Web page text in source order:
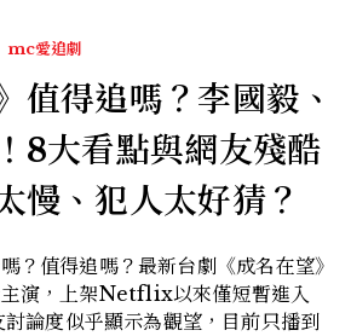
mc愛追劇
值得追嗎？李國毅、
8大看點與網友殘酷
慢、犯人太好猜？
？值得追嗎？最新台劇《成名在望》
主演，上架Netflix以來僅短暫進入
論度似乎顯示為觀望，目前只播到